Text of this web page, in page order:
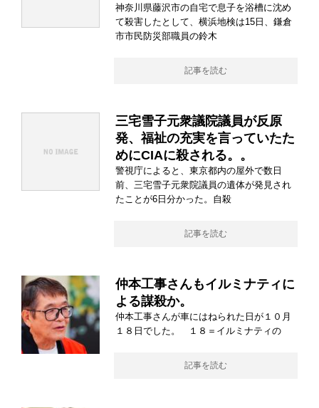
神奈川県藤沢市の自宅で息子を浴槽に沈め
て殺害したとして、横浜地検は15日、鎌倉
市市民防災部職員の鈴木
記事を読む
三宅雪子元衆議院議員が反原
発、福祉の充実を言っていたた
めにCIAに殺される。。
警視庁によると、東京都内の屋外で数日
前、三宅雪子元衆院議員の遺体が発見され
たことが6日分かった。自殺
記事を読む
仲本工事さんもイルミナティに
よる謀殺か。
仲本工事さんが車にはねられた日が１０月
１８日でした。 １８＝イルミナティの
記事を読む